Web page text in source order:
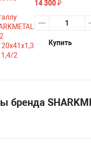
14 300₽
Купить
бренда